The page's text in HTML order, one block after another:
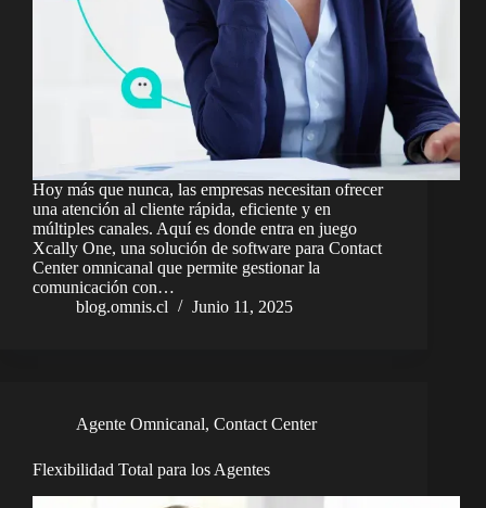
Hoy más que nunca, las empresas necesitan ofrecer
una atención al cliente rápida, eficiente y en
múltiples canales. Aquí es donde entra en juego
Xcally One, una solución de software para Contact
Center omnicanal que permite gestionar la
comunicación con…
blog.omnis.cl
Junio 11, 2025
Agente Omnicanal, Contact Center
Flexibilidad Total para los Agentes